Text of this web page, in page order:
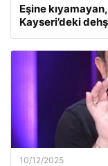
Eşine
Kayseri’deki
10/12/2025